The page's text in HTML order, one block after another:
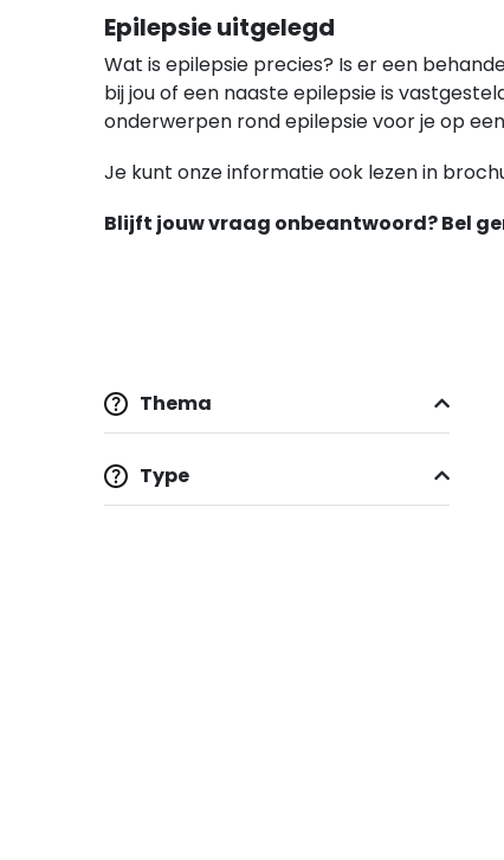
Epilepsie uitgelegd
Wat is epilepsie precies? Is er een
bij jou of een naaste epilepsie is
onderwerpen rond epilepsie voor je op
Je kunt onze informatie ook lezen in
Blijft jouw vraag onbeantwoord? Bel
Thema
Type